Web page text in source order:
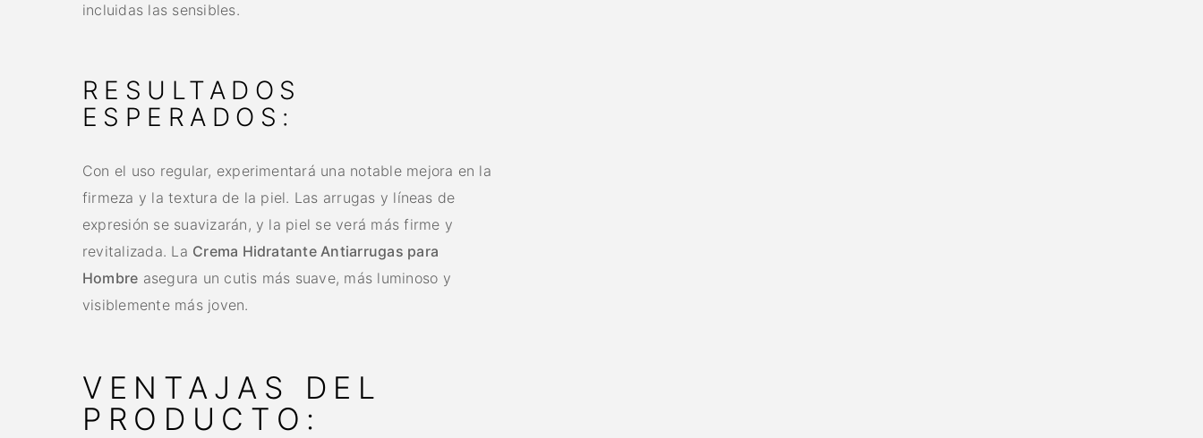
incluidas las sensibles.
RESULTADOS
ESPERADOS:
Con el uso regular, experimentará una notable mejora en la
firmeza y la textura de la piel. Las arrugas y líneas de
expresión se suavizarán, y la piel se verá más firme y
revitalizada. La Crema Hidratante Antiarrugas para
Hombre asegura un cutis más suave, más luminoso y
visiblemente más joven.
VENTAJAS DEL
PRODUCTO: